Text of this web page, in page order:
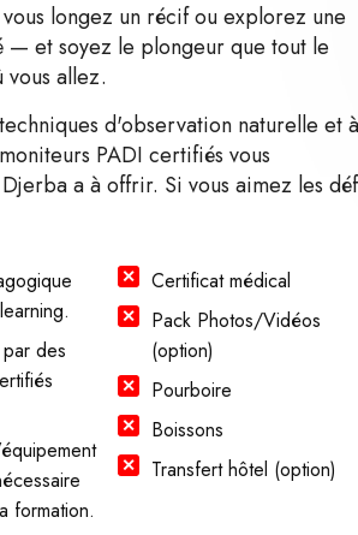
longez un récif ou explorez une
— et soyez le plongeur que tout le
allez.
d'observation naturelle et à
PADI certifiés vous
a à offrir. Si vous aimez les
des
formation.
Certificat médical
Pack Photos/Vidéos
(option)
Pourboire
Boissons
Transfert hôtel (option)